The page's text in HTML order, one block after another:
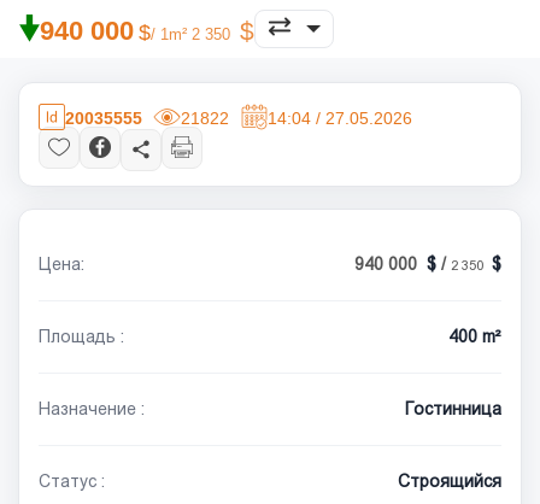
🠟940 000 / 1m² 2 350
20035555 21822 14:04 / 27.05.2026
Цена: 940 000 / 2 350
Площадь : 400 m²
Назначение : Гостинница
Статус : Строящийся